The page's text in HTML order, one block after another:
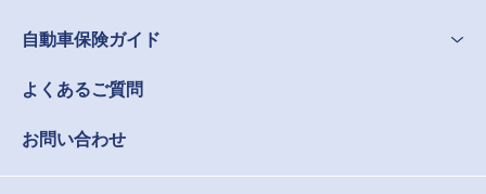
自動車保険ガイド
よくあるご質問
お問い合わせ